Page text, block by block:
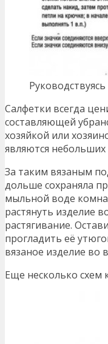
Салфетки всегда
составляющей
хозяйкой или
являются
За таким вязаным
дольше сохраняла
мыльной воде
растянуть изделие
растягивание.
прогладить её
вязаное изделие во
Еще несколько схем